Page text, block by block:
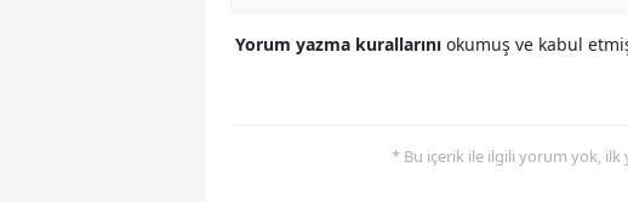
Yorum yazma kurallarını okumuş ve kabul etmiş
* Bu içerik ile ilgili yorum yok, ilk